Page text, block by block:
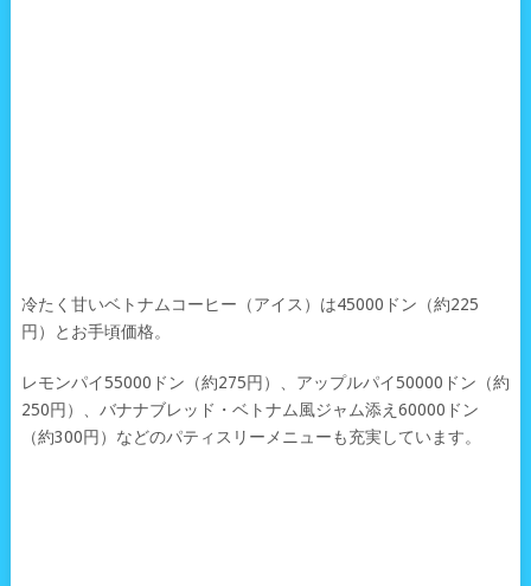
冷たく甘いベトナムコーヒー（アイス）は45000ドン（約225
円）とお手頃価格。
レモンパイ55000ドン（約275円）、アップルパイ50000ドン（約
250円）、バナナブレッド・ベトナム風ジャム添え60000ドン
（約300円）などのパティスリーメニューも充実しています。